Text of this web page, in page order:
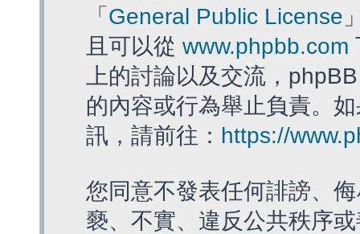
「 General Public License
且可以從 www.phpbb.com
上的討論以及交流，
的內容或行為舉止負責。
訊，請前往： https://
您同意不發表任何誹謗、
褻、不實、違反公共秩序